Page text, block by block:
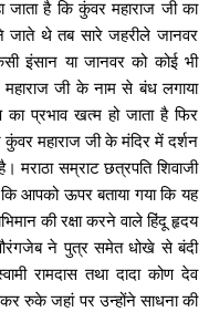
जाता है कि कुंवर महाराज जी का
थे तब सारे जहरीले जानवर
इंसान या जानवर को कोई भी
जी के नाम से बंध लगाया
का प्रभाव खत्म हो जाता है फिर
कुंवर महाराज जी के मंदिर में दर्शन
है।मराठा सम्राट छत्रपति शिवाजी
आपको ऊपर बताया गया कि यह
की रक्षा करने वाले हिंदू हृदय
औरंगजेब ने पुत्र समेत धोखे से बंदी
रामदास तथा दादा कोण देव
रुके जहां पर उन्होंने साधना की